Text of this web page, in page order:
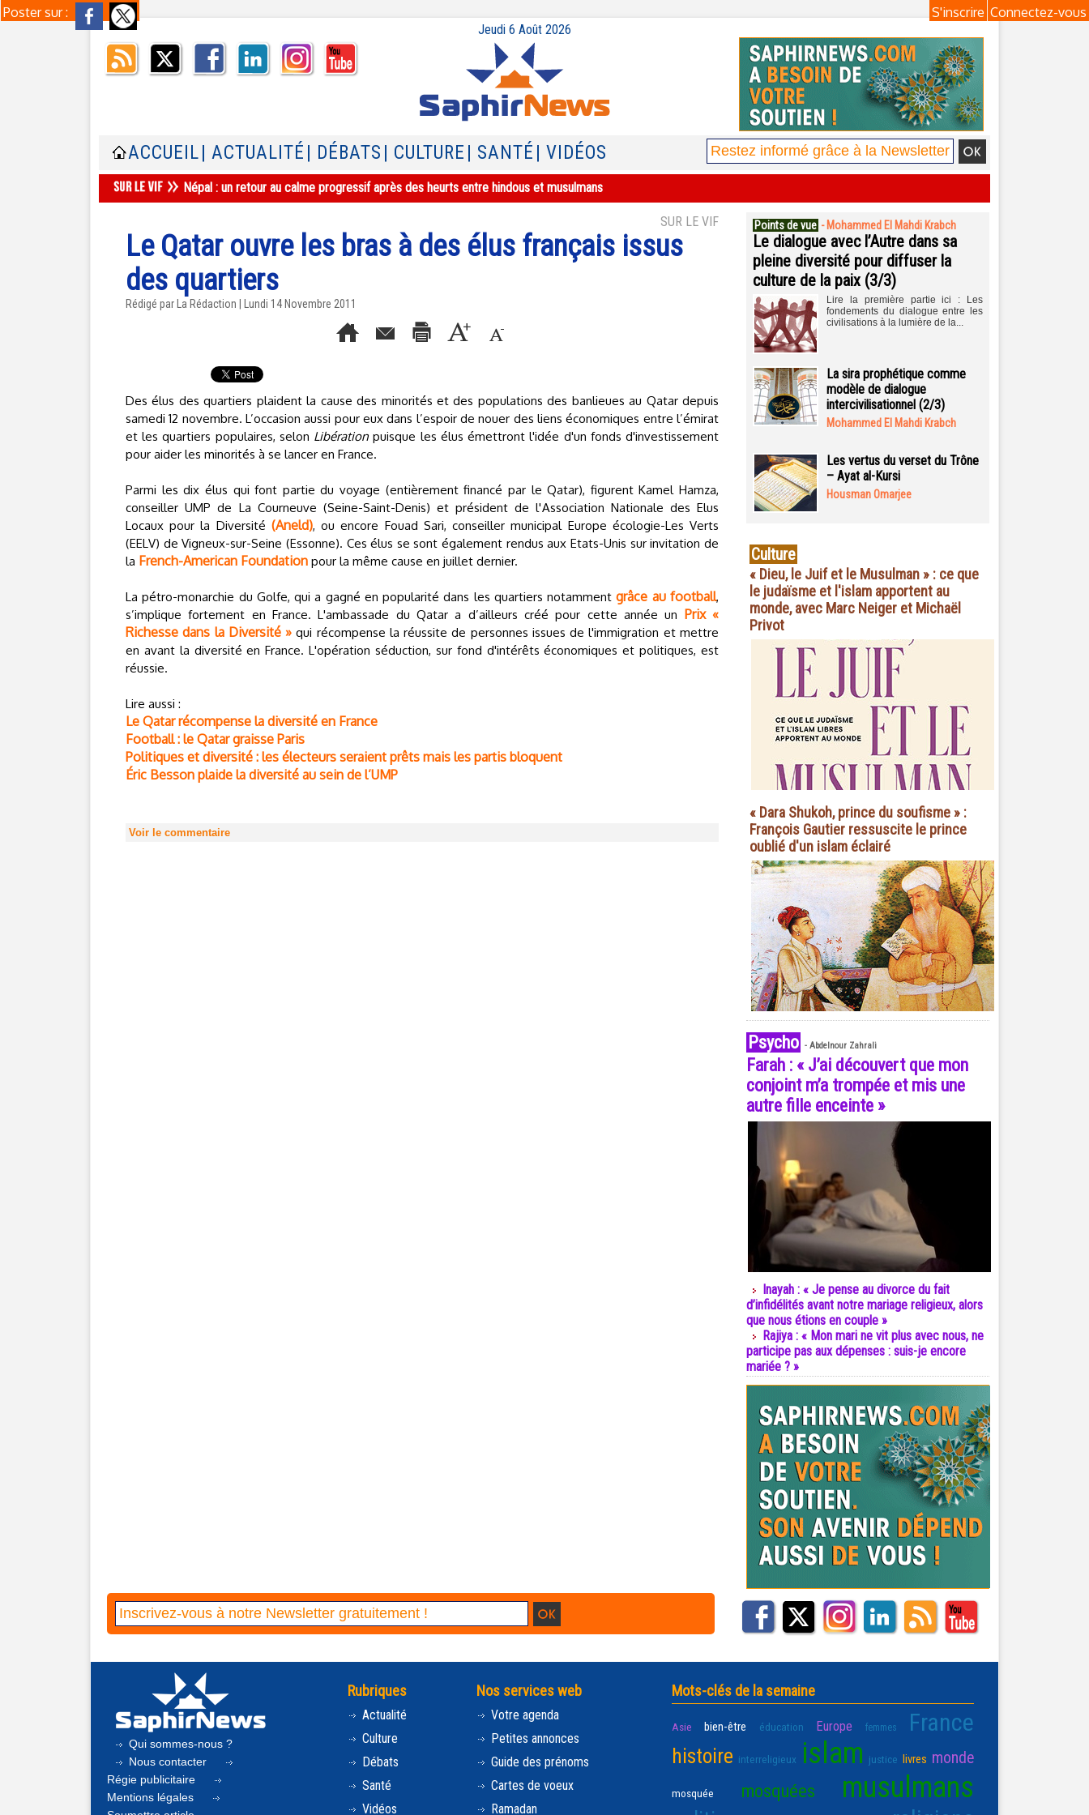
Poster sur : Connectez-vous
S'inscrire
Jeudi 6 Août 2026
ACCUEIL | ACTUALITÉ | DÉBATS | CULTURE | SANTÉ | VIDÉOS
Népal : un retour au calme progressif après des heurts entre hindous et musulmans
SUR LE VIF
Le Qatar ouvre les bras à des élus français issus
des quartiers
Rédigé par La Rédaction | Lundi 14 Novembre 2011
Des élus des quartiers plaident la cause des minorités et des populations des banlieues au Qatar depuis
samedi 12 novembre. L’occasion aussi pour eux dans l’espoir de nouer des liens économiques entre l’émirat
et les quartiers populaires, selon Libération puisque les élus émettront l'idée d'un fonds d'investissement
pour aider les minorités à se lancer en France.
Parmi les dix élus qui font partie du voyage (entièrement financé par le Qatar), figurent Kamel Hamza,
conseiller UMP de La Courneuve (Seine-Saint-Denis) et président de l'Association Nationale des Elus
Locaux pour la Diversité (Aneld), ou encore Fouad Sari, conseiller municipal Europe écologie-Les Verts
(EELV) de Vigneux-sur-Seine (Essonne). Ces élus se sont également rendus aux Etats-Unis sur invitation de
la French-American Foundation pour la même cause en juillet dernier.
La pétro-monarchie du Golfe, qui a gagné en popularité dans les quartiers notammentgrâce au football,
s’implique fortement en France. L'ambassade du Qatar a d’ailleurs créé pour cette année un Prix «
Richesse dans la Diversité » qui récompense la réussite de personnes issues de l'immigration et mettre
en avant la diversité en France. L'opération séduction, sur fond d'intérêts économiques et politiques, est
réussie.
Lire aussi :
Le Qatar récompense la diversité en France
Football : le Qatar graisse Paris
Politiques et diversité : les électeurs seraient prêts mais les partis bloquent
Éric Besson plaide la diversité au sein de l’UMP
Voir le commentaire
Points de vue - Mohammed El Mahdi Krabch
Le dialogue avec l’Autre dans sa
pleine diversité pour diffuser la
culture de la paix (3/3)
Lire la première partie ici : Les
fondements du dialogue entre les
civilisations à la lumière de la...
La sira prophétique comme
modèle de dialogue
intercivilisationnel (2/3)
Mohammed El Mahdi Krabch
Les vertus du verset du Trône
– Ayat al-Kursi
Housman Omarjee
Culture
« Dieu, le Juif et le Musulman » : ce que
le judaïsme et l'islam apportent au
monde, avec Marc Neiger et Michaël
Privot
« Dara Shukoh, prince du soufisme » :
François Gautier ressuscite le prince
oublié d'un islam éclairé
Psycho - Abdelnour Zahrali
Farah : « J’ai découvert que mon
conjoint m’a trompée et mis une
autre fille enceinte »
Inayah : « Je pense au divorce du fait
d’infidélités avant notre mariage religieux, alors
que nous étions en couple »
Rajiya : « Mon mari ne vit plus avec nous, ne
participe pas aux dépenses : suis-je encore
mariée ? »
Qui sommes-nous ?
Nous contacter
Régie publicitaire
Mentions légales
Rubriques
Actualité
Culture
Débats
Santé
Vidéos
Nos services web
Votre agenda
Petites annonces
Guide des prénoms
Cartes de voeux
Ramadan
Mots-clés de la semaine
Asie bien-être éducation Europe femmes France
histoire interreligieux islam justice livres monde
mosquée mosquées musulmans